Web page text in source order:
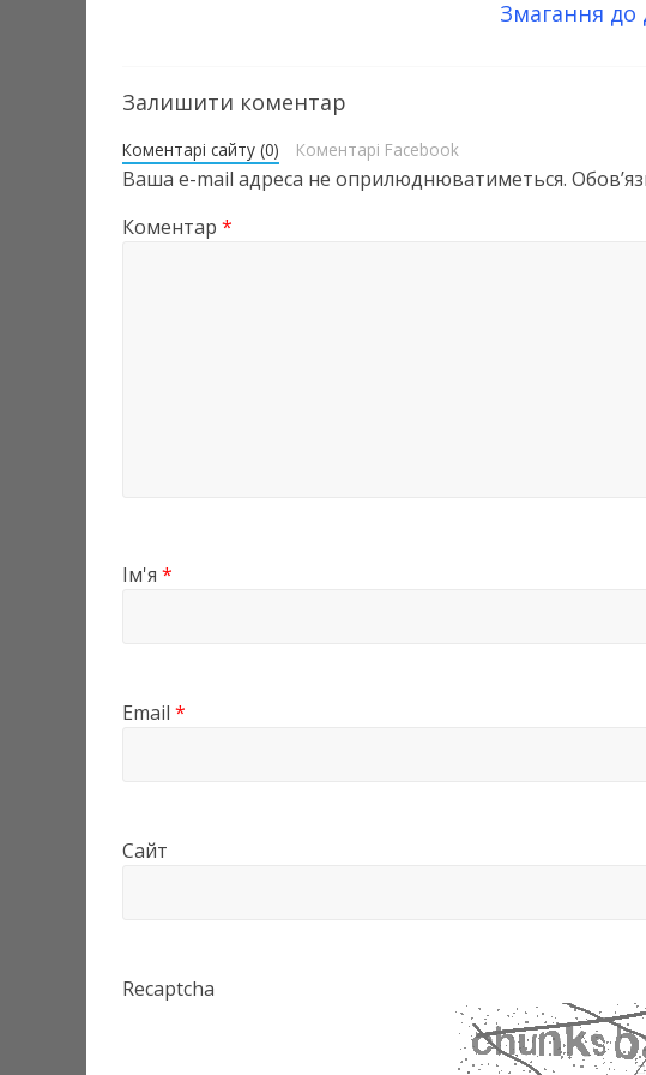
Змагання до
Залишити коментар
Коментарі сайту (0) Коментарі Facebook
Ваша e-mail адреса не оприлюднюватиметься.
Коментар *
Ім'я *
Email *
Сайт
Recaptcha